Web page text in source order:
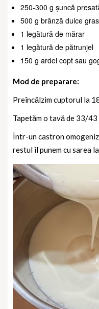
250-300 g șuncă
500 g brânză dulce
1 legătură de mărar
1 legătură de pătrunjel
150 g ardei copt sau
Mod de preparare:
Preîncălzim cuptorul la
Tapetăm o tavă de 33/
Într-un castron
restul îl punem cu sarea